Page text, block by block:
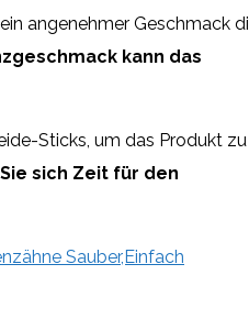
angenehmer Geschmack
kann das
Sticks, um das Produkt zu
sich Zeit für den
Sauber,Einfach